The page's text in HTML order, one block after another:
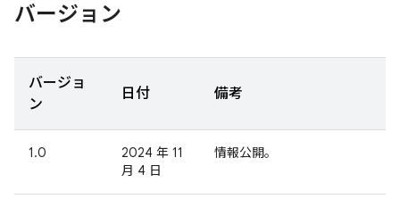
バージョン
バージョ
ン
日付 備考
1.0
2024 年 11
月 4 日
情報公開。